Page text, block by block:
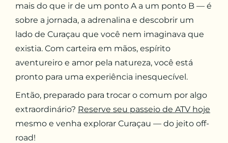
mais do que ir de um ponto A a um ponto B — é
sobre a jornada, a adrenalina e descobrir um
lado de Curaçau que você nem imaginava que
existia. Com carteira em mãos, espírito
aventureiro e amor pela natureza, você está
pronto para uma experiência inesquecível.
Então, preparado para trocar o comum por algo
extraordinário? Reserve seu passeio de ATV hoje
mesmo e venha explorar Curaçau — do jeito off-
road!